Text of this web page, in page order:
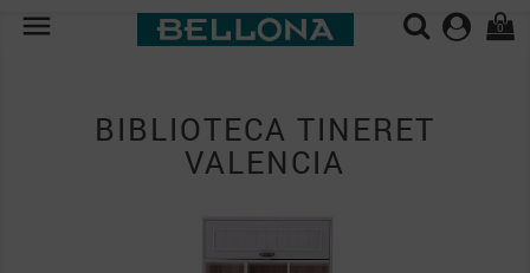
 0
BIBLIOTECA TINERET
VALENCIA